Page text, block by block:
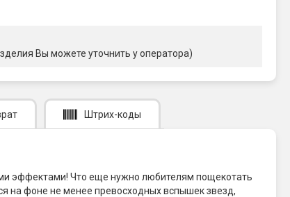
Вы можете уточнить у оператора)
Штрих-коды
эффектами! Что еще нужно любителям пощекотать
на фоне не менее превосходных вспышек звезд,